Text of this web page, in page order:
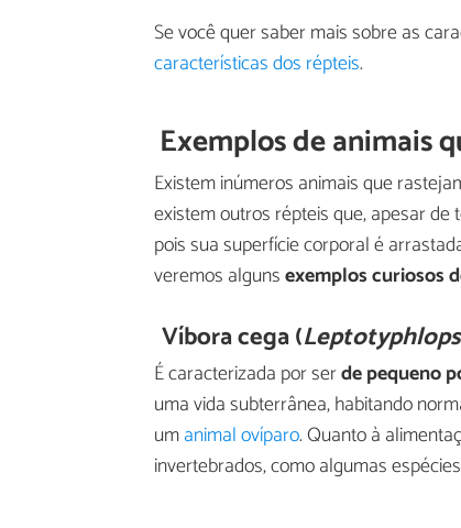
Se você quer saber mais sobre as
características dos répteis.
Exemplos de animais
Existem inúmeros animais que
existem outros répteis que, apesar
pois sua superfície corporal é
veremos algunsexemplos curiosos
Víbora cega (
É caracterizada por serde pequeno
uma vida subterrânea, habitando
umanimal ovíparo. Quanto à
invertebrados, como algumas